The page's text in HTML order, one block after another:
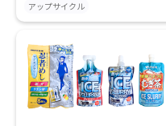
アップサイクル